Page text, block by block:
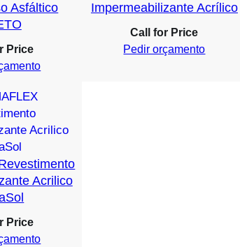
Asfáltico
Price
Impermeabilizante Acrílico
Call for Price
Pedir orçamento
Acrilico
Price